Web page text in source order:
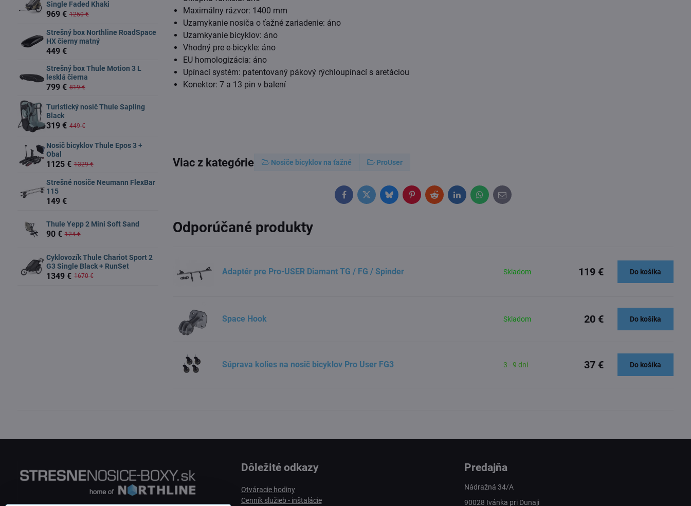
Maximálny rázvor: 1400 mm
Uzamykanie nosiča o ťažné zariadenie: áno
Uzamkyanie bicyklov: áno
Vhodný pre e-bicykle: áno
EU homologizácia: áno
Upínací systém: patentovaný pákový rýchloupínací s aretáciou
Konektor: 7 a 13 pin v balení
Viac z kategórie Nosiče bicyklov na ťažné ProUser
FacebookTwitterBlueskyPinterestRedditLinkedInWhatsApp
E-
mail
Odporúčané produkty
Adaptér pre Pro-USER Diamant TG / FG / Spinder Skladom 119 € Do košíka
Space Hook Skladom 20 € Do košíka
Súprava kolies na nosič bicyklov Pro User FG3 3 - 9 dní 37 € Do košíka
Single Faded Khaki
969 € 1250 €
Strešný box Northline RoadSpace
HX čierny matný
449 €
Strešný box Thule Motion 3 L
lesklá čierna
799 € 819 €
Turistický nosič Thule Sapling
Black
319 € 449 €
Nosič bicyklov Thule Epos 3 +
Obal
1125 € 1329 €
Strešné nosiče Neumann FlexBar
115
149 €
Thule Yepp 2 Mini Soft Sand
90 € 124 €
Cyklovozík Thule Chariot Sport 2
G3 Single Black + RunSet
1349 € 1670 €
Dôležité odkazy
Otváracie hodiny
Cenník služieb - inštalácie
Predajňa
Nádražná 34/A
90028 Ivánka pri Dunaji